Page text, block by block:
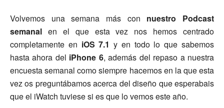
Volvemos una semana más con nuestro Podcast
semanal en el que esta vez nos hemos centrado
completamente en iOS 7.1 y en todo lo que sabemos
hasta ahora del iPhone 6, además del repaso a nuestra
encuesta semanal como siempre hacemos en la que esta
vez os preguntábamos acerca del diseño que esperabais
que el iWatch tuviese si es que lo vemos este año.